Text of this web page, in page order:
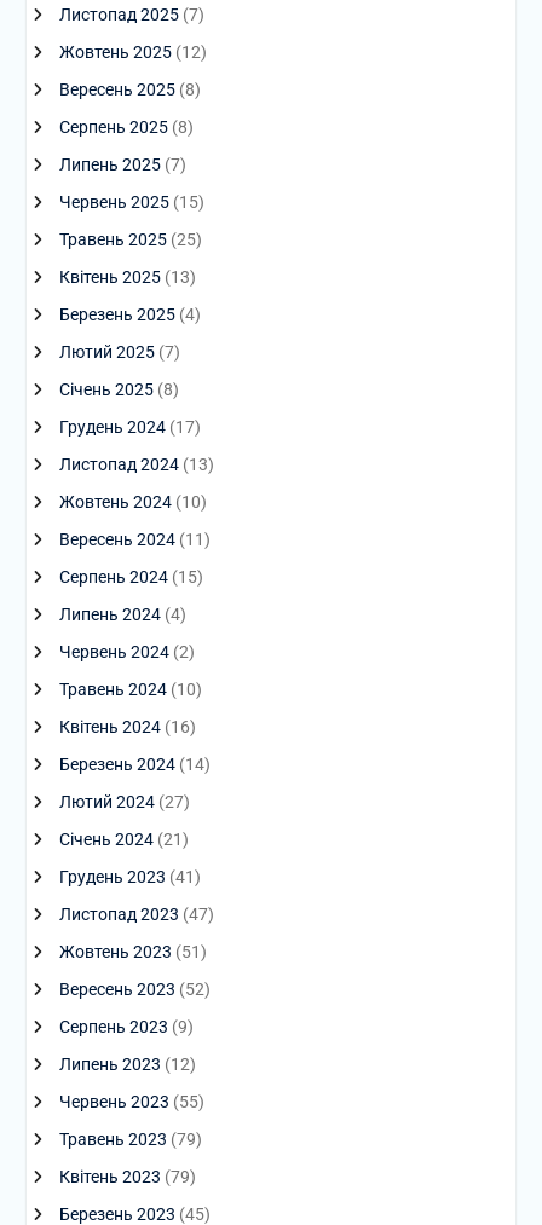
Листопад 2025(7)
Жовтень 2025(12)
Вересень 2025(8)
Серпень 2025(8)
Липень 2025(7)
Червень 2025(15)
Травень 2025(25)
Квітень 2025(13)
Березень 2025(4)
Лютий 2025(7)
Січень 2025(8)
Грудень 2024(17)
Листопад 2024(13)
Жовтень 2024(10)
Вересень 2024(11)
Серпень 2024(15)
Липень 2024(4)
Червень 2024(2)
Травень 2024(10)
Квітень 2024(16)
Березень 2024(14)
Лютий 2024(27)
Січень 2024(21)
Грудень 2023 (41)
Листопад 2023 (47)
Жовтень 2023 (51)
Вересень 2023 (52)
Серпень 2023 (9)
Липень 2023 (12)
Червень 2023 (55)
Травень 2023 (79)
Квітень 2023 (79)
Березень 2023 (45)